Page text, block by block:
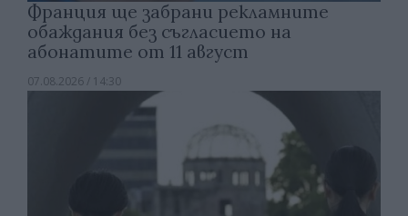
Франция ще забрани рекламните
обаждания без съгласието на
абонатите от 11 август
07.08.2026 / 14:30